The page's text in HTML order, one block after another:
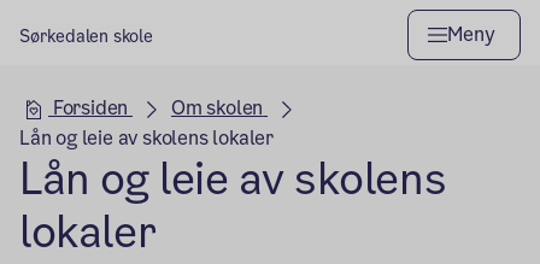
Sørkedalen skole Meny
Hovedseksjon
Forsiden
Om skolen
Lån og leie av skolens lokaler
Lån og leie av skolens
lokaler